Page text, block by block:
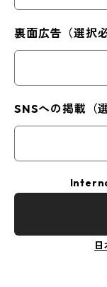
裏面広告（選択必
SNSへの掲載（